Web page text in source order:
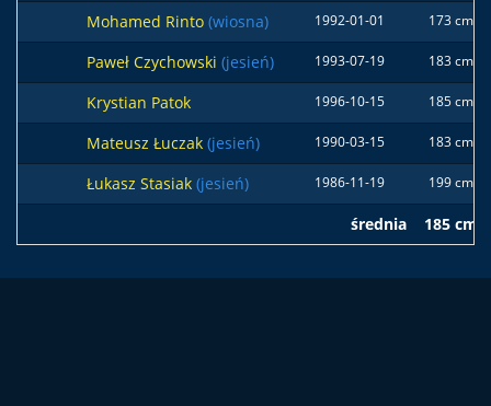
Mohamed Rinto (wiosna) 1992-01-01 173 cm
Paweł Czychowski (jesień) 1993-07-19 183 cm
Krystian Patok 1996-10-15 185 cm
Mateusz Łuczak (jesień) 1990-03-15 183 cm
Łukasz Stasiak (jesień) 1986-11-19 199 cm
średnia 185 cm